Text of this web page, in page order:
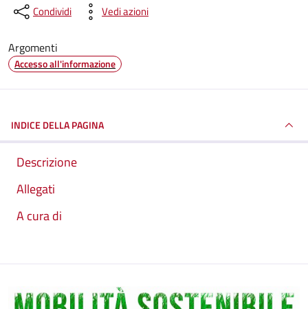
Condividi Vedi azioni
Argomenti
Accesso all'informazione
INDICE DELLA PAGINA
Descrizione
Allegati
A cura di